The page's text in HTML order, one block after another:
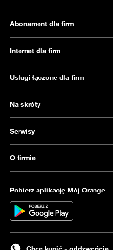
Abonament dla firm
Internet dla firm
Usługi łączone dla firm
Na skróty
Serwisy
O firmie
Pobierz aplikację Mój Orange